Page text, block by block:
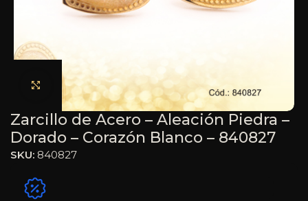
Haga clic para ampliar
Zarcillo de Acero – Aleación Piedra –
Dorado – Corazón Blanco – 840827
SKU: 840827